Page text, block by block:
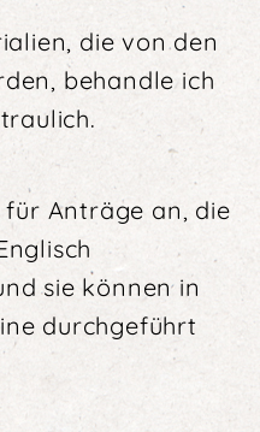
die von den
behandle ich
Anträge an, die
sie können in
durchgeführt